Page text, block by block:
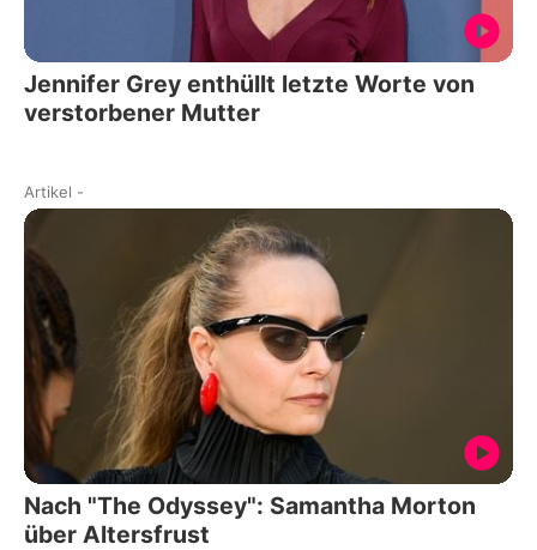
Jennifer Grey enthüllt letzte Worte von
verstorbener Mutter
Artikel -
Nach "The Odyssey": Samantha Morton
über Altersfrust